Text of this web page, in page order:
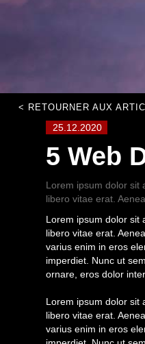
< RETOURNER AUX
25.12.2020
5 Web
Lorem ipsum dolor sit
libero vitae erat.
Lorem ipsum dolor sit
libero vitae erat.
varius enim in eros
imperdiet. Nunc ut
ornare, eros dolor
Lorem ipsum dolor sit
libero vitae erat.
varius enim in eros